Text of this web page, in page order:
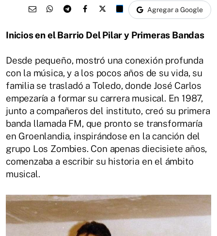
Agregar a Google
Inicios en el Barrio Del Pilar y Primeras Bandas
Desde pequeño, mostró una conexión profunda
con la música, y a los pocos años de su vida, su
familia se trasladó a Toledo, donde José Carlos
empezaría a formar su carrera musical. En 1987,
junto a compañeros del instituto, creó su primera
banda llamada FM, que pronto se transformaría
en Groenlandia, inspirándose en la canción del
grupo Los Zombies. Con apenas diecisiete años,
comenzaba a escribir su historia en el ámbito
musical.